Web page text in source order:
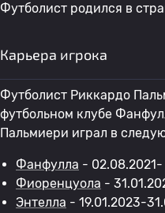
Футболист родился в
Карьера игрока
Футболист Риккардо
футбольном клубе
Пальмиери играл в
Фанфулла - 02.08.2021-
Фиоренцуола -
Энтелла - 19.01.2023-